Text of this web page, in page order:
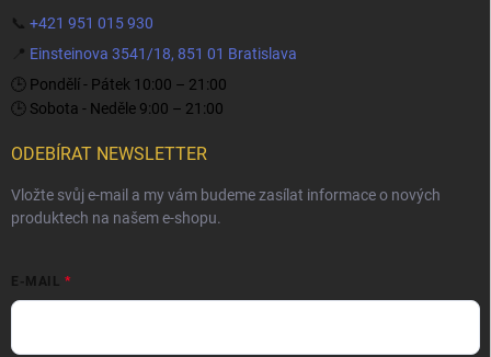
📞 +421 951 015 930
📍 Einsteinova 3541/18, 851 01 Bratislava
🕒 Pondělí - Pátek 10:00 – 21:00
🕒 Sobota - Neděle 9:00 – 21:00
ODEBÍRAT NEWSLETTER
Vložte svůj e-mail a my vám budeme zasílat informace o nových
produktech na našem e-shopu.
E-MAIL